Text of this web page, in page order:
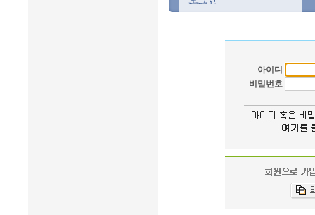
아이디
비밀번호